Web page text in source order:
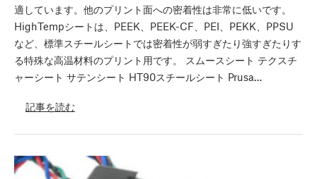
適しています。他のプリント面への密着性は非常に低いです。
HighTempシートは、PEEK、PEEK-CF、PEI、PEKK、PPSU
など、標準スチールシートでは密着性が弱すぎたり強すぎたりす
る特殊な高温材料のプリント用です。 スムースシート テクスチ
ャーシート サテンシート HT90スチールシート Prusa…
記事を読む